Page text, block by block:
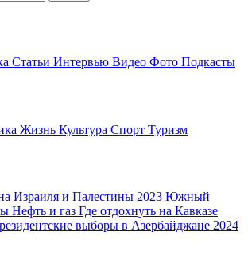
Статьи Интервью Видео Фото Подкасты
Жизнь Культура Спорт Туризм
Израиля и Палестины 2023 Южный
Нефть и газ Где отдохнуть на Кавказе
выборы в Азербайджане 2024